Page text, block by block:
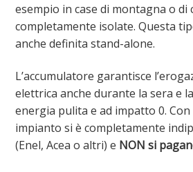
esempio in case di montagna o di
completamente isolate. Questa
anche definita stand-alone.
L’accumulatore garantisce
elettrica anche durante la sera e
energia pulita e ad impatto 0.
impianto si è completamente
(Enel, Acea o altri) e NON si